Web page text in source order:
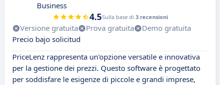
Business
4.5Sulla base di 3 recensioni
Versione gratuita Prova gratuita
Demo gratuita
Precio bajo solicitud
PriceLenz rappresenta un'opzione versatile e innovativa
per la gestione dei prezzi. Questo software è progettato
per soddisfare le esigenze di piccole e grandi imprese,